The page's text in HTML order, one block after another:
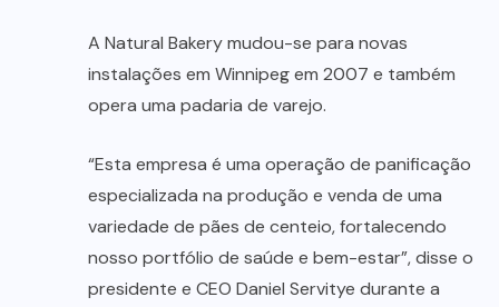
A Natural Bakery mudou-se para novas
instalações em Winnipeg em 2007 e também
opera uma padaria de varejo.
“Esta empresa é uma operação de panificação
especializada na produção e venda de uma
variedade de pães de centeio, fortalecendo
nosso portfólio de saúde e bem-estar”, disse o
presidente e CEO Daniel Servitye durante a